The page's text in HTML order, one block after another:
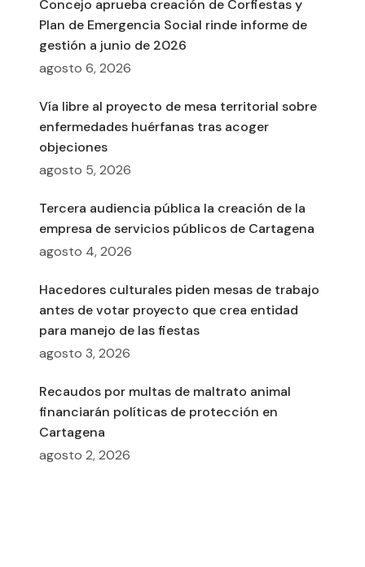
Concejo aprueba creación de Corfiestas y
Plan de Emergencia Social rinde informe de
gestión a junio de 2026
agosto 6, 2026
Vía libre al proyecto de mesa territorial sobre
enfermedades huérfanas tras acoger
objeciones
agosto 5, 2026
Tercera audiencia pública la creación de la
empresa de servicios públicos de Cartagena
agosto 4, 2026
Hacedores culturales piden mesas de trabajo
antes de votar proyecto que crea entidad
para manejo de las fiestas
agosto 3, 2026
Recaudos por multas de maltrato animal
financiarán políticas de protección en
Cartagena
agosto 2, 2026